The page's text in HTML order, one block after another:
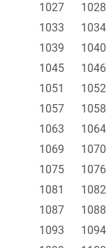
1027
1028
1033
1034
1039
1040
1045
1046
1051
1052
1057
1058
1063
1064
1069
1070
1075
1076
1081
1082
1087
1088
1093
1094